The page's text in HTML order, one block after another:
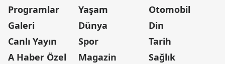
Programlar
Galeri
Canlı Yayın
A Haber Özel
Yaşam
Dünya
Spor
Magazin
Otomobil
Din
Tarih
Sağlık